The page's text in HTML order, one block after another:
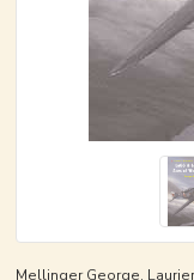
Mellinger George,